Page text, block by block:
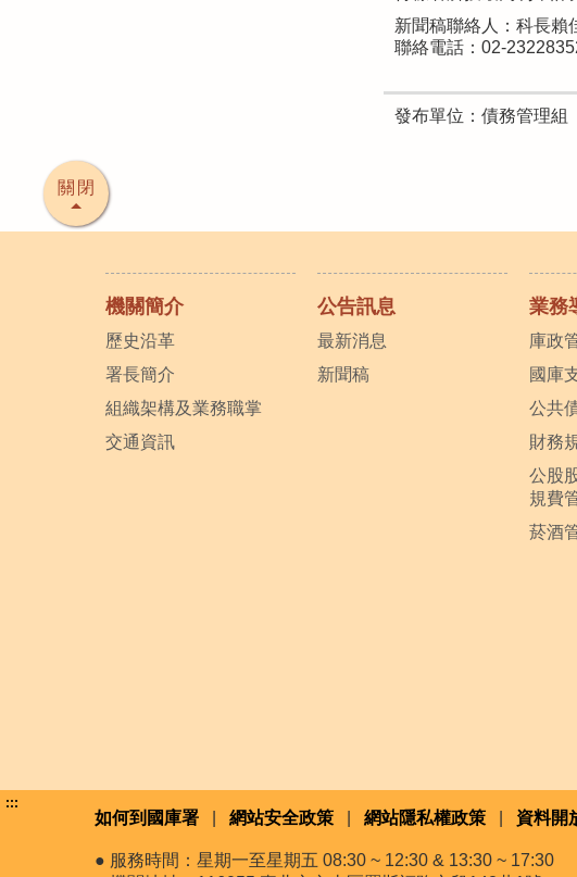
新聞稿聯絡人：科長賴
聯絡電話：02-
發布單位：債務管理組
關閉
機關簡介
歷史沿革
署長簡介
組織架構及業務職掌
交通資訊
公告訊息
最新消息
新聞稿
業務
庫政
國庫
公共
財務
公股
規費
菸酒
:::
如何到國庫署 網站安全政策 網站隱私權政策 資料開
● 服務時間：星期一至星期五 08:30 ~ 12:30 & 13:30 ~ 17:30